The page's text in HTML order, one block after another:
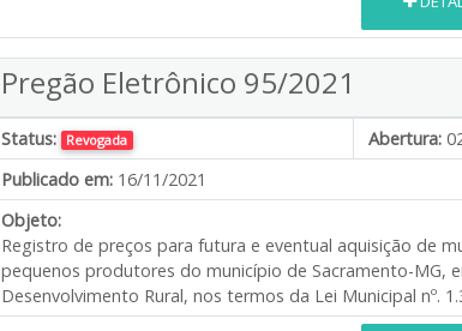
Pregão Eletrônico 95/2021
Status: Revogada Abertura:
Publicado em: 16/11/2021
Objeto:
Registro de preços para futura e eventual aquisição de
pequenos produtores do município de Sacramento-MG,
Desenvolvimento Rural, nos termos da Lei Municipal nº.